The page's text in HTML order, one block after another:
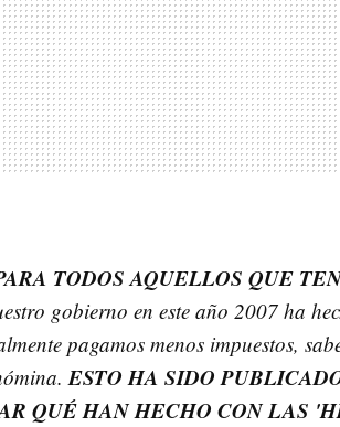
TODOS AQUELLOS QUE
gobierno en este año 2007 ha
pagamos menos impuestos,
ESTO HA SIDO
QUÉ HAN HECHO CON LAS